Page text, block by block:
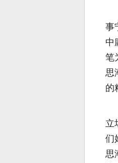
事
中
笔
思
的
立
们
思